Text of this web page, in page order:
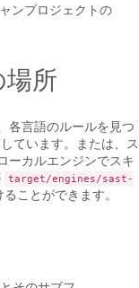
ンプロジェクトの
所
各言語のルールを見つ
ています。または、ス
ーカルエンジンでスキ
target/engines/sast-
ことができます。